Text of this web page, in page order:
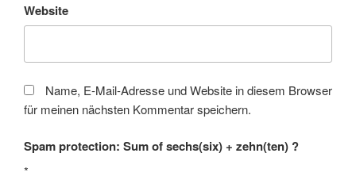
Website
Name, E-Mail-Adresse und Website in diesem Browser
für meinen nächsten Kommentar speichern.
Spam protection: Sum of sechs(six) + zehn(ten) ?
*